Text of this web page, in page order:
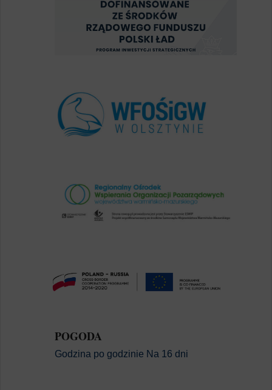
POGODA
Godzina po godzinie Na 16 dni